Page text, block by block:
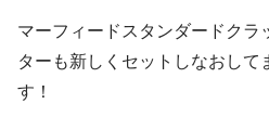
マーフィードスタンダードクラ
ターも新しくセットしなおして
す！